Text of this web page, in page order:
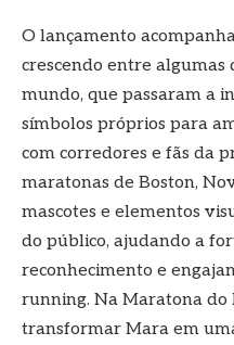
O lançamento
crescendo entre algumas
mundo, que passaram a
símbolos próprios para
com corredores e fãs da
maratonas de Boston,
mascotes e elementos
do público, ajudando a
reconhecimento e
running. Na Maratona do
transformar Mara em